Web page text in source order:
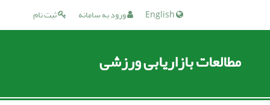
ثبت نام ورود به سامانه
مطالعات بازاریابی ورزشی